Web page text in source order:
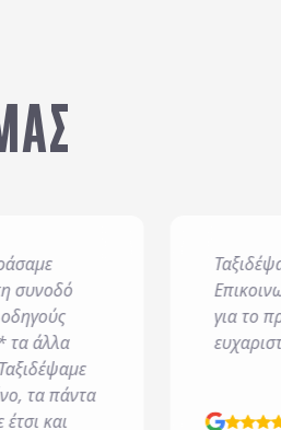
GDPR (EE 2016/679) και
ή υποχρέωσης της και για την
απορρήτου
συνοδό
τα άλλα
τα πάντα
και
για το